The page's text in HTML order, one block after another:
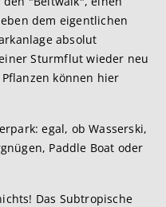
dem eigentlichen
absolut
Sturmflut wieder neu
können hier
egal, ob Wasserski,
Paddle Boat oder
Das Subtropische